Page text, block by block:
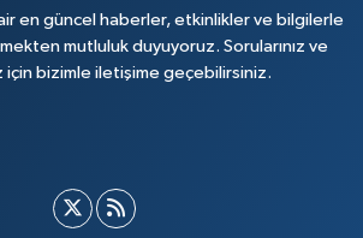
en güncel haberler, etkinlikler ve bilgilerle
mutluluk duyuyoruz. Sorularınız ve
için bizimle iletişime geçebilirsiniz.